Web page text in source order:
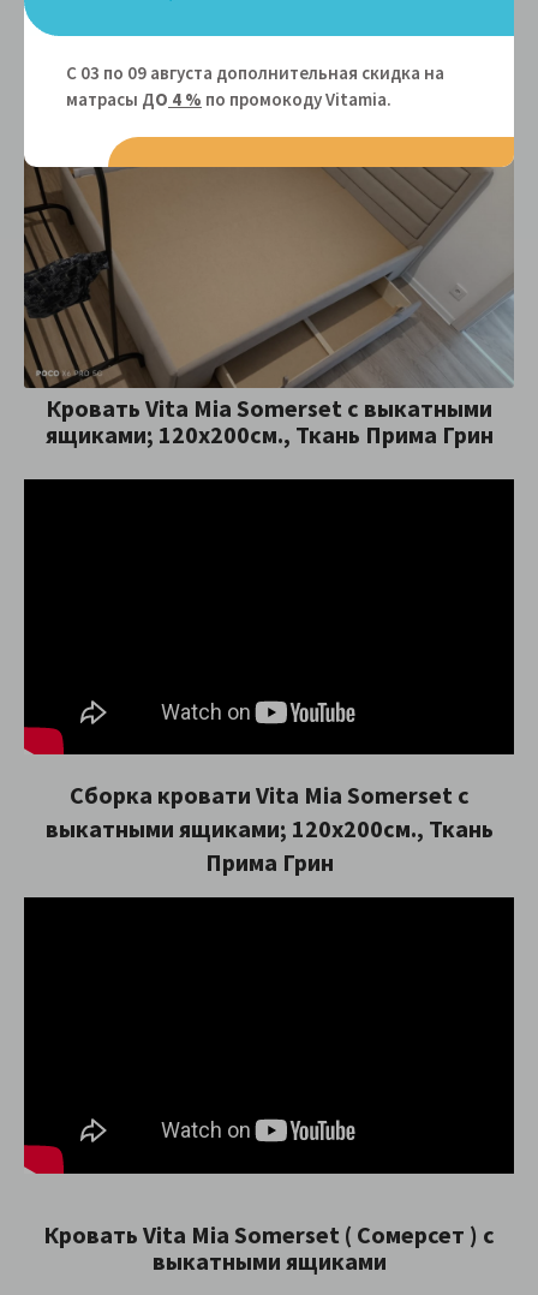
Кровать Vita Mia Somerset; 140x180 см. В
изножье без ящиков. Один длинный
выкатной ящик 140 см
Кровать Vita Mia Somerset с выкатными
ящиками; 120х200см., Ткань Прима Грин
Сборка кровати Vita Mia Somerset с
выкатными ящиками; 120х200см., Ткань
Прима Грин
Кровать Vita Mia Somerset ( Сомерсет ) с
выкатными ящиками
С 03 по 09 августа дополнительная скидка на
матрасы ДО 4 % по промокоду Vitamiа.